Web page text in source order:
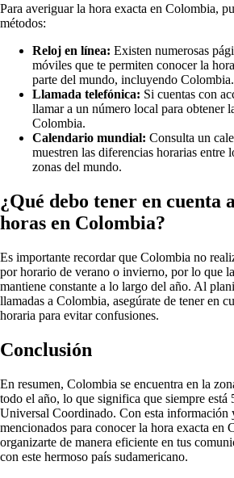
Para averiguar la hora exacta en Colombia,
métodos:
Reloj en línea: Existen numerosas
móviles que te permiten conocer la
parte del mundo, incluyendo Colombia.
Llamada telefónica: Si cuentas con
llamar a un número local para obtener
Colombia.
Calendario mundial: Consulta un
muestren las diferencias horarias entre
zonas del mundo.
¿Qué debo tener en cuenta
horas en Colombia?
Es importante recordar que Colombia no
por horario de verano o invierno, por lo que
mantiene constante a lo largo del año. Al
llamadas a Colombia, asegúrate de tener en
horaria para evitar confusiones.
Conclusión
En resumen, Colombia se encuentra en la
todo el año, lo que significa que siempre está
Universal Coordinado. Con esta información
mencionados para conocer la hora exacta en
organizarte de manera eficiente en tus
con este hermoso país sudamericano.